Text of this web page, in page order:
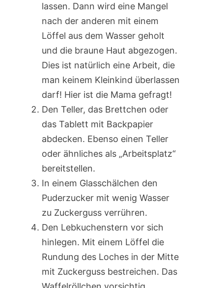
lassen. Dann wird eine Mangel
nach der anderen mit einem
Löffel aus dem Wasser geholt
und die braune Haut abgezogen.
Dies ist natürlich eine Arbeit, die
man keinem Kleinkind überlassen
darf! Hier ist die Mama gefragt!
Den Teller, das Brettchen oder
das Tablett mit Backpapier
abdecken. Ebenso einen Teller
oder ähnliches als „Arbeitsplatz“
bereitstellen.
In einem Glasschälchen den
Puderzucker mit wenig Wasser
zu Zuckerguss verrühren.
Den Lebkuchenstern vor sich
hinlegen. Mit einem Löffel die
Rundung des Loches in der Mitte
mit Zuckerguss bestreichen. Das